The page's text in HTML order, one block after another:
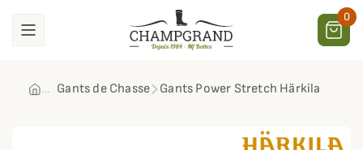
0
Gants de Chasse Gants Power Stretch Härkila